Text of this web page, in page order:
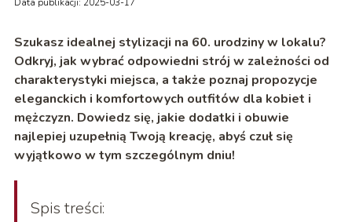
Szukasz idealnej stylizacji na 60. urodziny w lokalu?
Odkryj, jak wybrać odpowiedni strój w zależności od
charakterystyki miejsca, a także poznaj propozycje
eleganckich i komfortowych outfitów dla kobiet i
mężczyzn. Dowiedz się, jakie dodatki i obuwie
najlepiej uzupełnią Twoją kreację, abyś czuł się
wyjątkowo w tym szczególnym dniu!
Spis treści: